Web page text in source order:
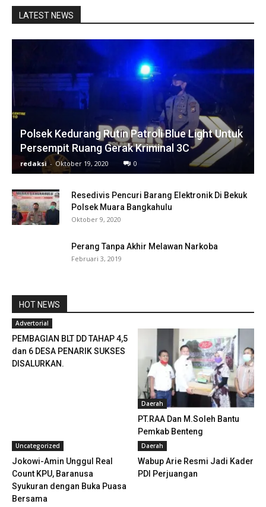
LATEST NEWS
Polsek Kedurang Rutin Patroli Blue Light Untuk
Persempit Ruang Gerak Kriminal 3C
redaksi - Oktober 19, 2020 0
Resedivis Pencuri Barang Elektronik Di Bekuk
Polsek Muara Bangkahulu
Oktober 9, 2020
Perang Tanpa Akhir Melawan Narkoba
Februari 3, 2019
HOT NEWS
Advertorial
PEMBAGIAN BLT DD TAHAP 4,5
dan 6 DESA PENARIK SUKSES
DISALURKAN.
Daerah
PT.RAA Dan M.Soleh Bantu
Pemkab Benteng
Uncategorized
Jokowi-Amin Unggul Real
Count KPU, Baranusa
Syukuran dengan Buka Puasa
Bersama
Daerah
Wabup Arie Resmi Jadi Kader
PDI Perjuangan